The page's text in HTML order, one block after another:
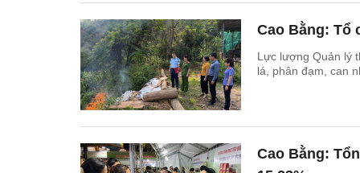
Cao Bằng: Tổ
Lực lượng Quản lý
lá, phân đạm, can
Cao Bằng: